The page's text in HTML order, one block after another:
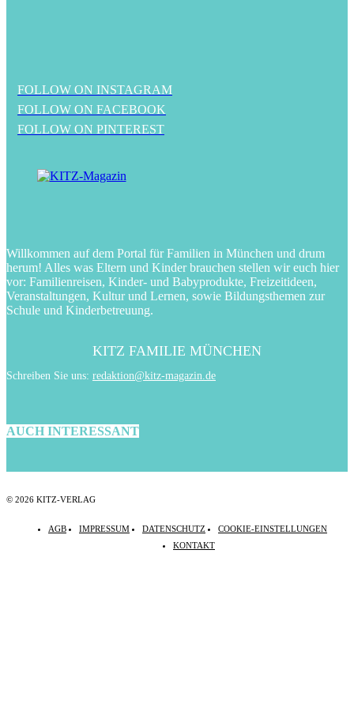
FOLLOW ON INSTAGRAM
FOLLOW ON FACEBOOK
FOLLOW ON PINTEREST
Willkommen auf dem Portal für Familien in München und drum
herum! Alles was Eltern und Kinder brauchen stellen wir euch hier
vor: Familienreisen, Kinder- und Babyprodukte, Freizeitideen,
Veranstaltungen, Kultur und Lernen, sowie Bildungsthemen zur
Schule und Kinderbetreuung.
KITZ FAMILIE MÜNCHEN
Schreiben Sie uns: redaktion@kitz-magazin.de
AUCH INTERESSANT
© 2026 KITZ-VERLAG
AGB IMPRESSUM DATENSCHUTZ
COOKIE-EINSTELLUNGEN
KONTAKT